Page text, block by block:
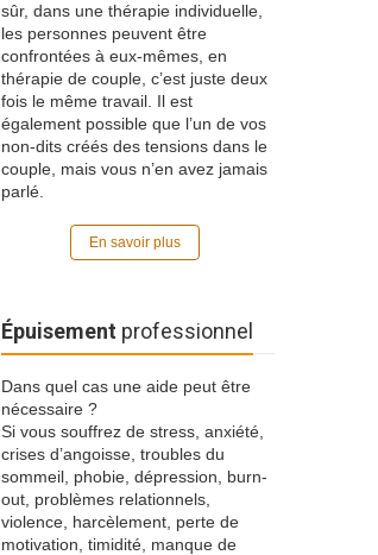
sûr, dans une thérapie individuelle,
les personnes peuvent être
confrontées à eux-mêmes, en
thérapie de couple, c’est juste deux
fois le même travail. Il est
également possible que l’un de vos
non-dits créés des tensions dans le
couple, mais vous n’en avez jamais
parlé.
En savoir plus
Épuisement professionnel
Dans quel cas une aide peut être
nécessaire ?
Si vous souffrez de stress, anxiété,
crises d’angoisse, troubles du
sommeil, phobie, dépression, burn-
out, problèmes relationnels,
violence, harcèlement, perte de
motivation, timidité, manque de